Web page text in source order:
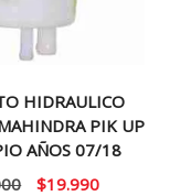
HIDRAULICO
PIK UP
AÑOS 07/18
El
$19.990El